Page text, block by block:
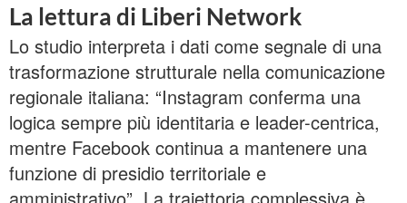
La lettura di Liberi Network
Lo studio interpreta i dati come segnale di una
trasformazione strutturale nella comunicazione
regionale italiana: “Instagram conferma una
logica sempre più identitaria e leader-centrica,
mentre Facebook continua a mantenere una
funzione di presidio territoriale e